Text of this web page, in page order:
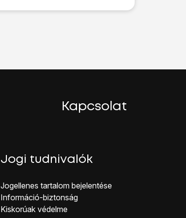
Kapcsolat
Jogi tudnivalók
Jogellenes ta rtalom bejelentése
Inf ormáció-biztonság
Kiskorúak véd elme